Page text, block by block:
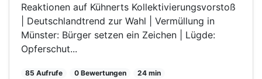
Reaktionen auf Kühnerts Kollektivierungsvorstoß
| Deutschlandtrend zur Wahl | Vermüllung in
Münster: Bürger setzen ein Zeichen | Lügde:
Opferschut...
85 Aufrufe 0 Bewertungen
24 min